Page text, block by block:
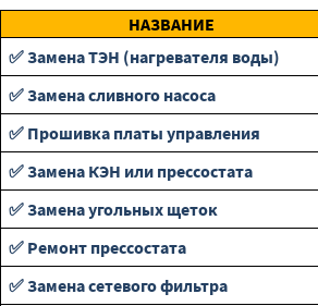
НАЗВАНИЕ
✅ Замена ТЭН (нагревателя воды)
✅ Замена сливного насоса
✅ Прошивка платы управления
✅ Замена КЭН или прессостата
✅ Замена угольных щеток
✅ Ремонт прессостата
✅ Замена сетевого фильтра